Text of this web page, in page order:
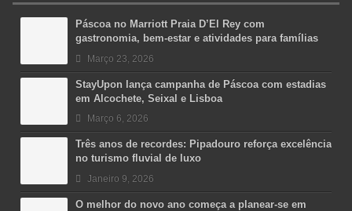
Páscoa no Marriott Praia D’El Rey com
gastronomia, bem-estar e atividades para famílias
Março 23, 2026
StayUpon lança campanha de Páscoa com estadias
em Alcochete, Seixal e Lisboa
Março 6, 2026
Três anos de recordes: Pipadouro reforça excelência
no turismo fluvial de luxo
Janeiro 9, 2026
O melhor do novo ano começa a planear-se em